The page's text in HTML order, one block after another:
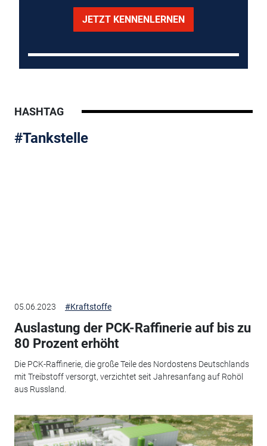
JETZT KENNENLERNEN
HASHTAG
#Tankstelle
05.06.2023 #Kraftstoffe
Auslastung der PCK-Raffinerie auf bis zu
80 Prozent erhöht
Die PCK-Raffinerie, die große Teile des Nordostens Deutschlands
mit Treibstoff versorgt, verzichtet seit Jahresanfang auf Rohöl
aus Russland.